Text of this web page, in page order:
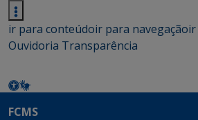
ir para conteúdoir para navegaçãoir
Ouvidoria Transparência
FCMS